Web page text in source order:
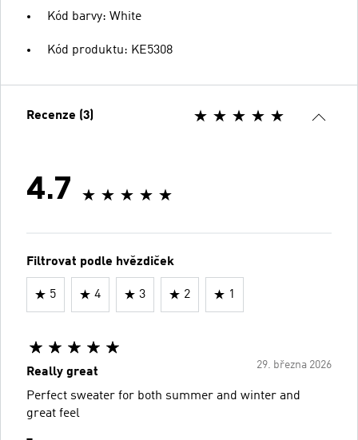
Kód barvy: White
Kód produktu: KE5308
Recenze (3)
4.7
Filtrovat podle hvězdiček
5 4 3 2 1
29. března 2026
Really great
Perfect sweater for both summer and winter and
great feel